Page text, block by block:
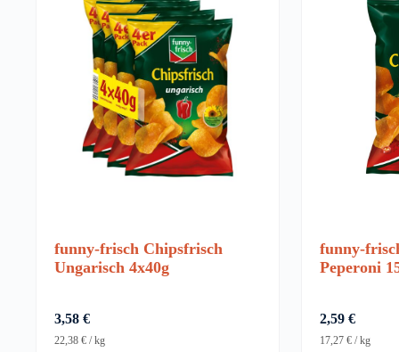
funny-frisch Chipsfrisch
Ungarisch 4x40g
3,58 €
22,38 € /kg
funny-
Peperoni
2,59€
17,27€ /kg